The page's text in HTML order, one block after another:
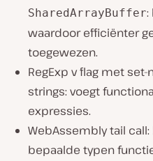
SharedArrayBuffer:
waardoor efficiënter
toegewezen.
RegExp v flag met
strings: voegt
expressies.
WebAssembly tail
bepaalde typen